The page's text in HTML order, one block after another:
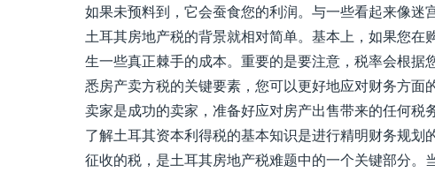
如果未预料到，它会蚕食您的利润。与一些看起来像迷
土耳其房地产税的背景就相对简单。基本上，如果您
生一些真正棘手的成本。重要的是要注意，税率会根
悉房产卖方税的关键要素，您可以更好地应对财务方
卖家是成功的卖家，准备好应对房产出售带来的任何税务
了解土耳其资本利得税的基本知识是进行精明财务规
征收的税，是土耳其房地产税难题中的一个关键部分